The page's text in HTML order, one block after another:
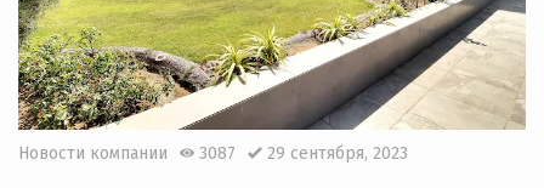
Новости компании 3087 29 сентября, 2023